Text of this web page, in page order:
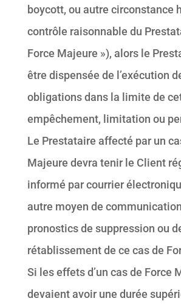
boycott, ou autre circonstance
contrôle raisonnable du
Force Majeure »), alors le
être dispensée de l’exécution
obligations dans la limite de
empêchement, limitation ou
Le Prestataire affecté par un
Majeure devra tenir le Client
informé par courrier
autre moyen de
pronostics de suppression ou
rétablissement de ce cas de
Si les effets d’un cas de Force
devaient avoir une durée